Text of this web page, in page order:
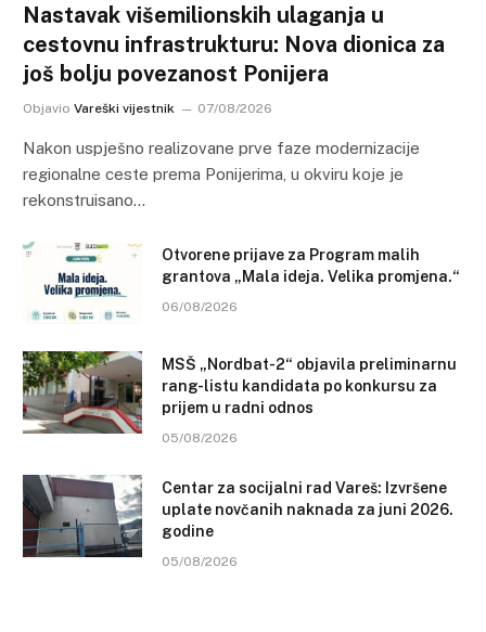
Nastavak višemilionskih ulaganja u
cestovnu infrastrukturu: Nova dionica za
još bolju povezanost Ponijera
Objavio Vareški vijestnik 07/08/2026
Nakon uspješno realizovane prve faze modernizacije
regionalne ceste prema Ponijerima, u okviru koje je
rekonstruisano…
Otvorene prijave za Program malih
grantova „Mala ideja. Velika promjena.“
06/08/2026
MSŠ „Nordbat-2“ objavila preliminarnu
rang-listu kandidata po konkursu za
prijem u radni odnos
05/08/2026
Centar za socijalni rad Vareš: Izvršene
uplate novčanih naknada za juni 2026.
godine
05/08/2026